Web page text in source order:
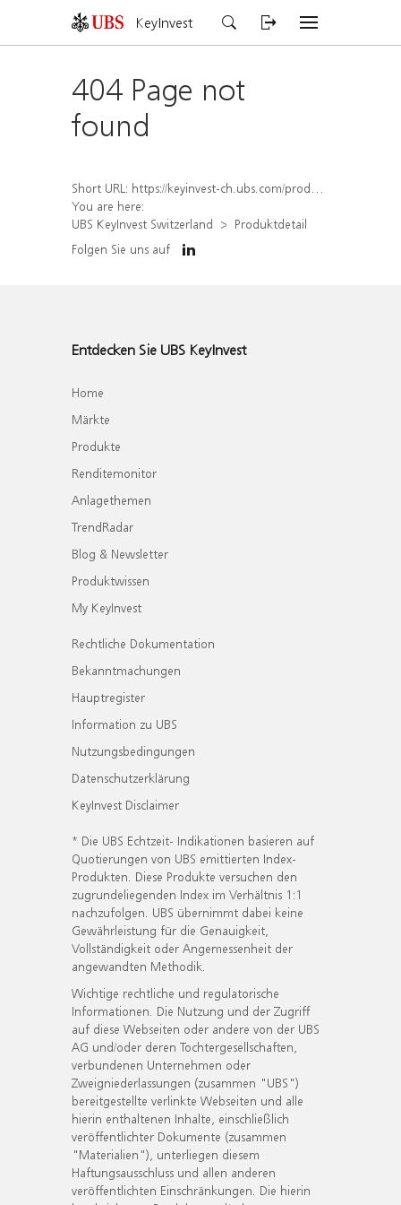
KeyInvest
404 Page not
found
Short URL: https://keyinvest-ch.ubs.com/produkt/detail/index/isin/CH1564672470
You are here:
UBS KeyInvest Switzerland
Produktdetail
Folgen Sie uns auf
Entdecken Sie UBS KeyInvest
Home
Märkte
Produkte
Renditemonitor
Anlagethemen
TrendRadar
Blog & Newsletter
Produktwissen
My KeyInvest
Rechtliche Dokumentation
Bekanntmachungen
Hauptregister
Information zu UBS
Nutzungsbedingungen
Datenschutzerklärung
KeyInvest Disclaimer
* Die UBS Echtzeit- Indikationen basieren auf
Quotierungen von UBS emittierten Index-
Produkten. Diese Produkte versuchen den
zugrundeliegenden Index im Verhältnis 1:1
nachzufolgen. UBS übernimmt dabei keine
Gewährleistung für die Genauigkeit,
Vollständigkeit oder Angemessenheit der
angewandten Methodik.
Wichtige rechtliche und regulatorische
Informationen. Die Nutzung und der Zugriff
auf diese Webseiten oder andere von der UBS
AG und/oder deren Tochtergesellschaften,
verbundenen Unternehmen oder
Zweigniederlassungen (zusammen "UBS")
bereitgestellte verlinkte Webseiten und alle
hierin enthaltenen Inhalte, einschließlich
veröffentlichter Dokumente (zusammen
"Materialien"), unterliegen diesem
Haftungsausschluss und allen anderen
veröffentlichten Einschränkungen. Die hierin